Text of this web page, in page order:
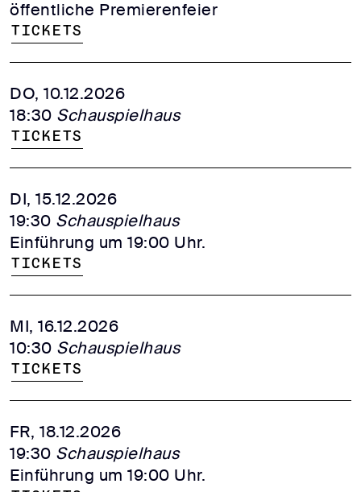
öffentliche Premierenfeier
Tickets
DO, 10.12.2026
18:30 Schauspielhaus
Tickets
DI, 15.12.2026
19:30 Schauspielhaus
Einführung um 19:00 Uhr.
Tickets
MI, 16.12.2026
10:30 Schauspielhaus
Tickets
FR, 18.12.2026
19:30 Schauspielhaus
Einführung um 19:00 Uhr.